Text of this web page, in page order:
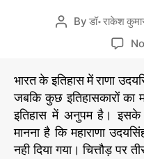
s
P
a
u
t
h
o
Byडॉ॰ राकेश
भारत के इतिहास में राणा
जबकि कुछ इतिहासकारों का
इतिहास में अनुपम है।
मानना है कि महाराणा
नही दिया गया। चित्तौड़ पर